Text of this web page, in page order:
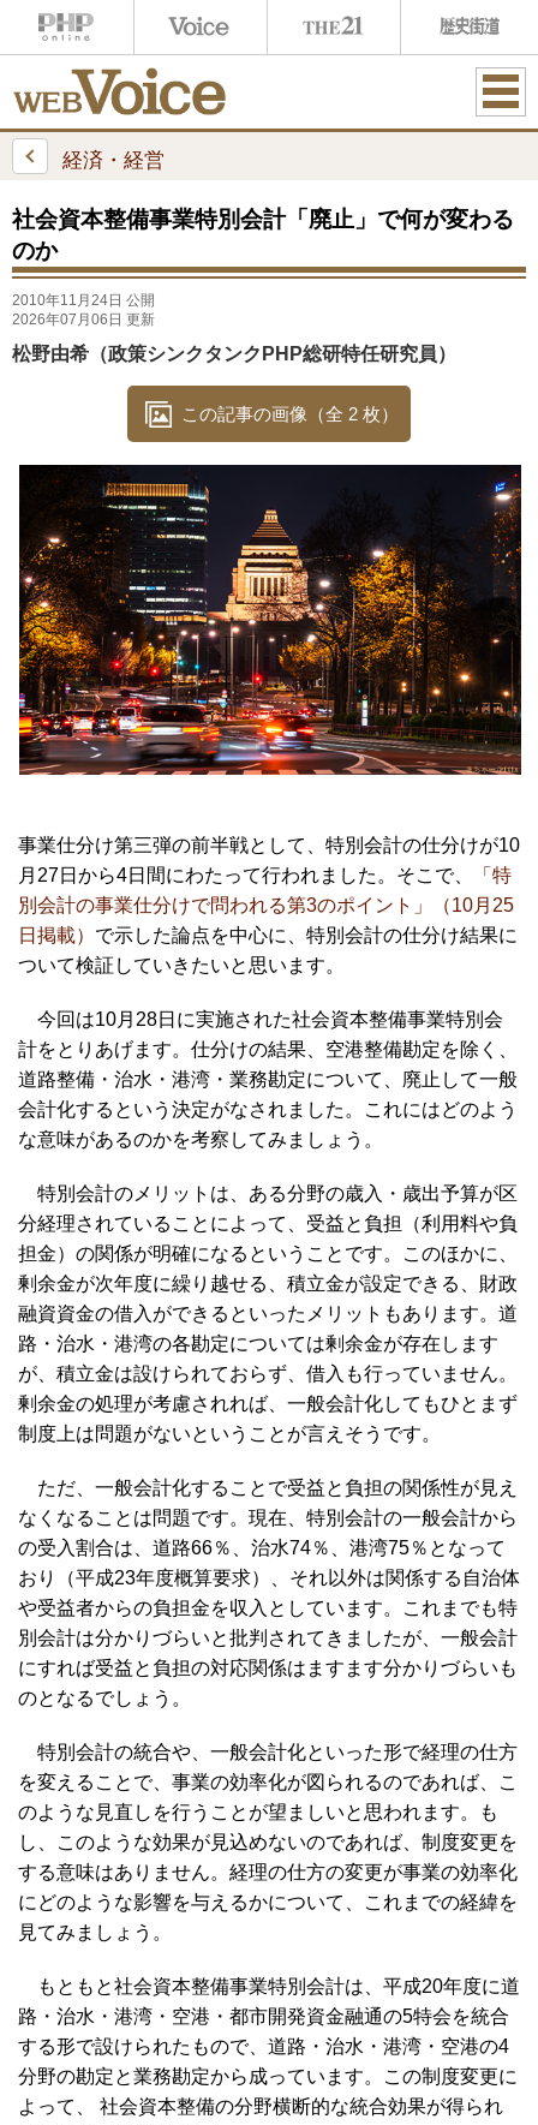
ME
経済・経営
社会資本整備事業特別会計「廃止」で何が変わる
のか
2010年11月24日 公開
2026年07月06日 更新
松野由希（政策シンクタンクPHP総研特任研究員）
この記事の画像（全 2 枚）
事業仕分け第三弾の前半戦として、特別会計の仕分けが10
月27日から4日間にわたって行われました。そこで、
「特
別会計の事業仕分けで問われる第3のポイント」（10月25
日掲載） で示した論点を中心に、特別会計の仕分け結果に
ついて検証していきたいと思います。
今回は10月28日に実施された社会資本整備事業特別会
計をとりあげます。仕分けの結果、空港整備勘定を除く、
道路整備・治水・港湾・業務勘定について、廃止して一般
会計化するという決定がなされました。これにはどのよう
な意味があるのかを考察してみましょう。
特別会計のメリットは、ある分野の歳入・歳出予算が区
分経理されていることによって、受益と負担（利用料や負
担金）の関係が明確になるということです。このほかに、
剰余金が次年度に繰り越せる、積立金が設定できる、財政
融資資金の借入ができるといったメリットもあります。道
路・治水・港湾の各勘定については剰余金が存在します
が、積立金は設けられておらず、借入も行っていません。
剰余金の処理が考慮されれば、一般会計化してもひとまず
制度上は問題がないということが言えそうです。
ただ、一般会計化することで受益と負担の関係性が見え
なくなることは問題です。現在、特別会計の一般会計から
の受入割合は、道路66％、治水74％、港湾75％となって
おり（平成23年度概算要求）、それ以外は関係する自治体
や受益者からの負担金を収入としています。これまでも特
別会計は分かりづらいと批判されてきましたが、一般会計
にすれば受益と負担の対応関係はますます分かりづらいも
のとなるでしょう。
特別会計の統合や、一般会計化といった形で経理の仕方
を変えることで、事業の効率化が図られるのであれば、こ
のような見直しを行うことが望ましいと思われます。も
し、このような効果が見込めないのであれば、制度変更を
する意味はありません。経理の仕方の変更が事業の効率化
にどのような影響を与えるかについて、これまでの経緯を
見てみましょう。
もともと社会資本整備事業特別会計は、平成20年度に道
路・治水・港湾・空港・都市開発資金融通の5特会を統合
する形で設けられたもので、道路・治水・港湾・空港の4
分野の勘定と業務勘定から成っています。この制度変更に
よって、 社会資本整備の分野横断的な統合効果が得られ